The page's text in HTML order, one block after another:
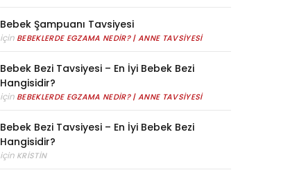
Bebek Şampuanı Tavsiyesi
için BEBEKLERDE EGZAMA NEDIR? | ANNE TAVSIYESI
Bebek Bezi Tavsiyesi – En İyi Bebek Bezi
Hangisidir?
için BEBEKLERDE EGZAMA NEDIR? | ANNE TAVSIYESI
Bebek Bezi Tavsiyesi – En İyi Bebek Bezi
Hangisidir?
için KRISTIN